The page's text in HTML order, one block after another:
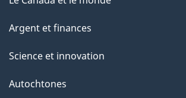
Argent et finances
Science et innovation
Autochtones